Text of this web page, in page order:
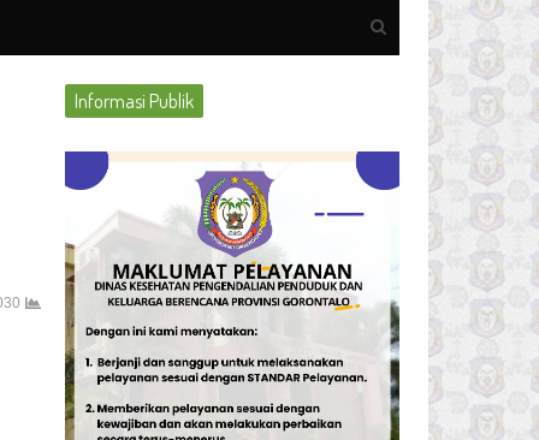
Open
search
panel
Informasi Publik